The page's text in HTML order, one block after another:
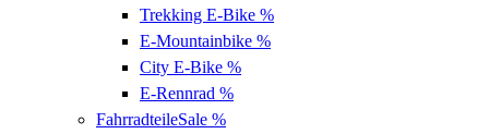
Trekking E-Bike %
E-Mountainbike %
City E-Bike %
E-Rennrad %
FahrradteileSale %